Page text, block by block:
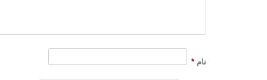
نام *